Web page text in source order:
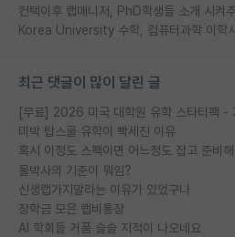
최근 댓글이 많이 달린 글
미박 탑스쿨 유학이 빡세진 이유
혹시 이정도 스펙이면 어느정도 잡고 준비
물박사의 기준이 뭐임?
신생랩가지말라는 이유가 있었구나
장학금 모은 랩비통장
AI 학회들 거품 슬슬 지적이 나오네요